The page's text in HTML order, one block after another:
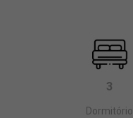
3
Dormitório